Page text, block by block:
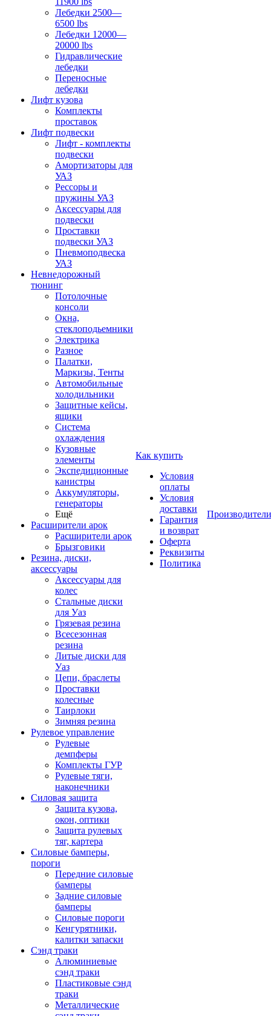
Лебедки 2500—
6500 lbs
Лебедки 12000—
20000 lbs
Гидравлические
лебедки
Переносные
лебедки
Лифт кузова
Комплекты
проставок
Лифт подвески
Лифт - комплекты
подвески
Амортизаторы для
УАЗ
Рессоры и
пружины УАЗ
Аксессуары для
подвески
Проставки
подвески УАЗ
Пневмоподвеска
УАЗ
Невнедорожный
тюнинг
Потолочные
консоли
Окна,
стеклоподьемники
Электрика
Разное
Палатки,
Маркизы, Тенты
Автомобильные
холодильники
Защитные кейсы,
ящики
Система
охлаждения
Кузовные
элементы
Экспедиционные
канистры
Аккумуляторы,
генераторы
Ещё
Расширители арок
Расширители арок
Брызговики
Резина, диски,
аксессуары
Аксессуары для
колес
Стальные диски
для Уаз
Грязевая резина
Всесезонная
резина
Литые диски для
Уаз
Цепи, браслеты
Проставки
колесные
Таирлоки
Зимняя резина
Рулевое управление
Рулевые
демпферы
Комплекты ГУР
Рулевые тяги,
наконечники
Силовая защита
Защита кузова,
окон, оптики
Защита рулевых
тяг, картера
Силовые бамперы,
пороги
Передние силовые
бамперы
Задние силовые
бамперы
Силовые пороги
Кенгурятники,
калитки запаски
Сэнд траки
Алюминиевые
сэнд траки
Пластиковые сэнд
траки
Металлические
Как купить
Условия
оплаты
Условия
доставки
Гарантия
и возврат
Оферта
Реквизиты
Политика
Производители